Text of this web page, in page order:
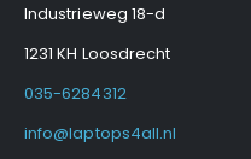
Industrieweg 18-d
1231 KH Loosdrecht
035-6284312
info@laptops4all.nl